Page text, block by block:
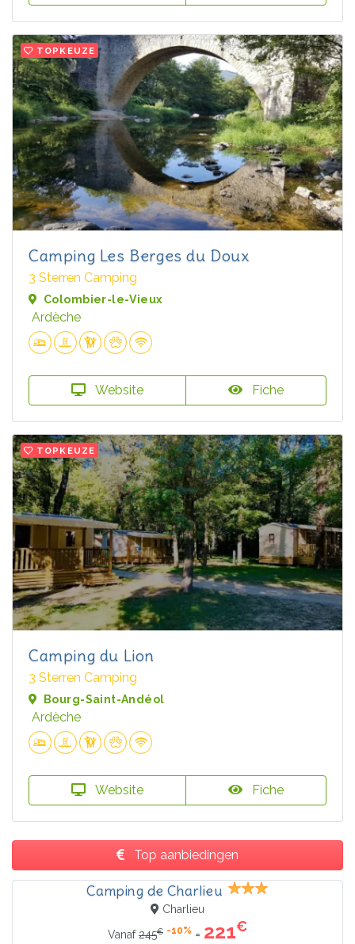
TOPKEUZE
Camping Les Berges du Doux
3 Sterren Camping
Colombier-le-Vieux
Ardèche
Website Fiche
TOPKEUZE
Camping du Lion
3 Sterren Camping
Bourg-Saint-Andéol
Ardèche
Website Fiche
Top aanbiedingen
Camping de Charlieu
Charlieu
Vanaf245€ -10% = 221€